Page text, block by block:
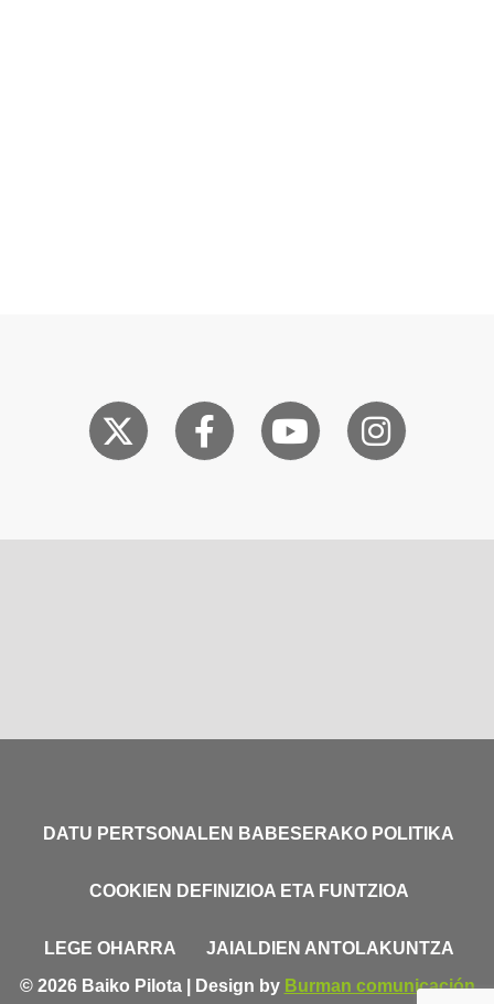
DATU PERTSONALEN BABESERAKO POLITIKA
COOKIEN DEFINIZIOA ETA FUNTZIOA
LEGE OHARRA
JAIALDIEN ANTOLAKUNTZA
© 2026 Baiko Pilota | Design by Burman comunicación